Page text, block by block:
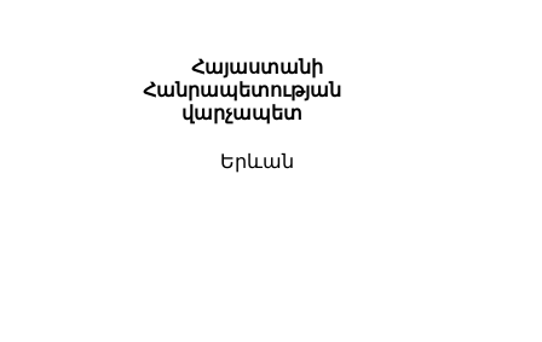
Հայաստանի
Հանրապետության
վարչապետ
Երևան